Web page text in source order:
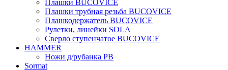
Плашки BUCOVICE
Плашки трубная резьба BUCOVICE
Плашкодержатель BUCOVICE
Рулетки, линейки SOLA
Сверло ступенчатое BUCOVICE
HAMMER
Ножи д/рубанка РВ
Sormat